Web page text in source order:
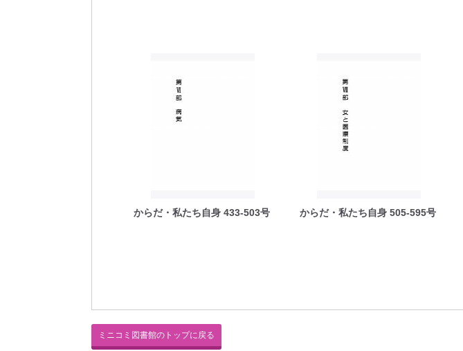
からだ・私たち自身 433-503号 からだ・私たち自身 505-595号
ミニコミ図書館のトップに戻る